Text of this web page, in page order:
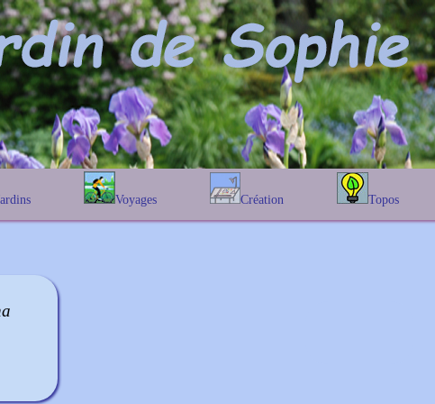
Voyages
En Belgique
Création
Prairies fleuries
Topos
Les chênes